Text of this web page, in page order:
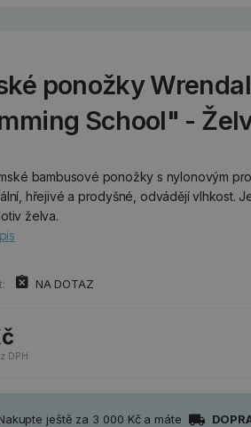
ponožky
School" -
bambusové ponožky s nylonovým
hřejivé a prodyšné, odvádějí vlhkost.
želva.
NA DOTAZ
DPH
ještě za 3 000 Kč a máte